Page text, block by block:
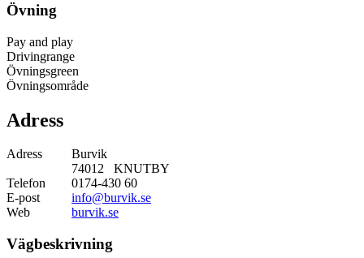
Övning
Pay and play
Drivingrange
Övningsgreen
Övningsområde
Adress
Adress
Burvik
74012 KNUTBY
Telefon
0174-430 60
E-post
info@burvik.se
Web
burvik.se
Vägbeskrivning